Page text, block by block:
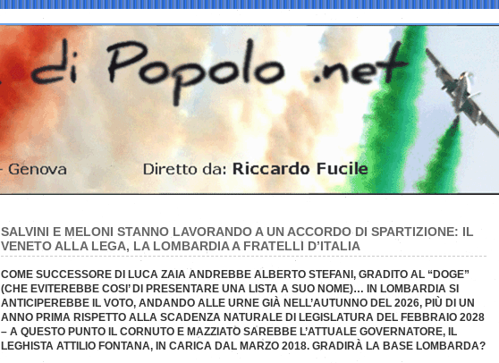
SALVINI E MELONI STANNO LAVORANDO A UN ACCORDO DI SPARTIZIONE: IL
VENETO ALLA LEGA, LA LOMBARDIA A FRATELLI D’ITALIA
COME SUCCESSORE DI LUCA ZAIA ANDREBBE ALBERTO STEFANI, GRADITO AL “DOGE”
(CHE EVITEREBBE COSI’ DI PRESENTARE UNA LISTA A SUO NOME)… IN LOMBARDIA SI
ANTICIPEREBBE IL VOTO, ANDANDO ALLE URNE GIÀ NELL’AUTUNNO DEL 2026, PIÙ DI UN
ANNO PRIMA RISPETTO ALLA SCADENZA NATURALE DI LEGISLATURA DEL FEBBRAIO 2028
– A QUESTO PUNTO IL CORNUTO E MAZZIATO SAREBBE L’ATTUALE GOVERNATORE, IL
LEGHISTA ATTILIO FONTANA, IN CARICA DAL MARZO 2018. GRADIRÀ LA BASE LOMBARDA?